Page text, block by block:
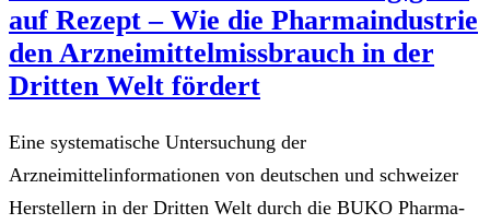
auf Rezept – Wie die Pharmaindustrie
den Arzneimittelmissbrauch in der
Dritten Welt fördert
Eine systematische Untersuchung der
Arzneimittelinformationen von deutschen und schweizer
Herstellern in der Dritten Welt durch die BUKO Pharma-